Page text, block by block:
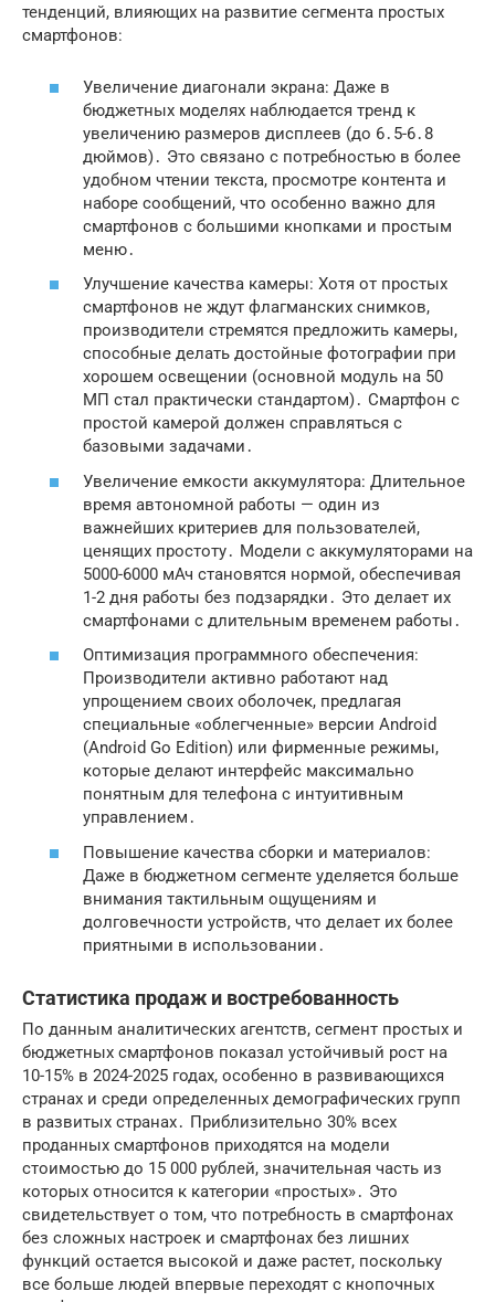
тенденций, влияющих на развитие сегмента простых
смартфонов:
Увеличение диагонали экрана: Даже в
бюджетных моделях наблюдается тренд к
увеличению размеров дисплеев (до 6․5-6․8
дюймов)․ Это связано с потребностью в более
удобном чтении текста, просмотре контента и
наборе сообщений, что особенно важно для
смартфонов с большими кнопками и простым
меню․
Улучшение качества камеры: Хотя от простых
смартфонов не ждут флагманских снимков,
производители стремятся предложить камеры,
способные делать достойные фотографии при
хорошем освещении (основной модуль на 50
МП стал практически стандартом)․ Смартфон с
простой камерой должен справляться с
базовыми задачами․
Увеличение емкости аккумулятора: Длительное
время автономной работы — один из
важнейших критериев для пользователей,
ценящих простоту․ Модели с аккумуляторами на
5000-6000 мАч становятся нормой, обеспечивая
1-2 дня работы без подзарядки․ Это делает их
смартфонами с длительным временем работы ․
Оптимизация программного обеспечения:
Производители активно работают над
упрощением своих оболочек, предлагая
специальные «облегченные» версии Android
(Android Go Edition) или фирменные режимы,
которые делают интерфейс максимально
понятным для телефона с интуитивным
управлением ․
Повышение качества сборки и материалов:
Даже в бюджетном сегменте уделяется больше
внимания тактильным ощущениям и
долговечности устройств, что делает их более
приятными в использовании․
Статистика продаж и востребованность
По данным аналитических агентств, сегмент простых и
бюджетных смартфонов показал устойчивый рост на
10-15% в 2024-2025 годах, особенно в развивающихся
странах и среди определенных демографических групп
в развитых странах․ Приблизительно 30% всех
проданных смартфонов приходятся на модели
стоимостью до 15 000 рублей, значительная часть из
которых относится к категории «простых»․ Это
свидетельствует о том, что потребность в смартфонах
без сложных настроек и смартфонах без лишних
функций остается высокой и даже растет, поскольку
все больше людей впервые переходят с кнопочных